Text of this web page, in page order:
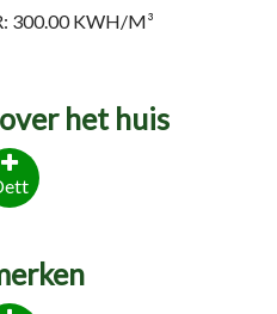
300.00 KWH/M³
het huis